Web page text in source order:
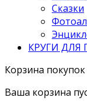
Сказки
КРУГИ ДЛЯ
Корзина покупок
Ваша корзина